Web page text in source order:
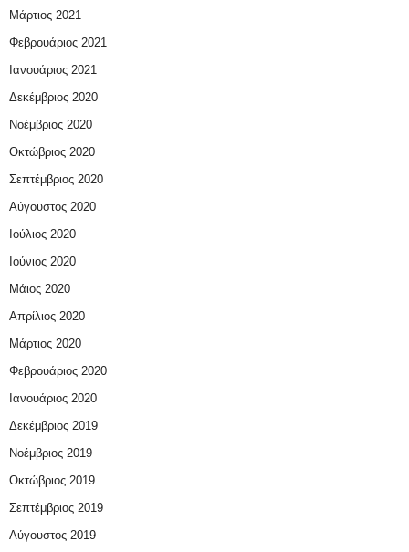
Μάρτιος 2021
Φεβρουάριος 2021
Ιανουάριος 2021
Δεκέμβριος 2020
Νοέμβριος 2020
Οκτώβριος 2020
Σεπτέμβριος 2020
Αύγουστος 2020
Ιούλιος 2020
Ιούνιος 2020
Μάιος 2020
Απρίλιος 2020
Μάρτιος 2020
Φεβρουάριος 2020
Ιανουάριος 2020
Δεκέμβριος 2019
Νοέμβριος 2019
Οκτώβριος 2019
Σεπτέμβριος 2019
Αύγουστος 2019